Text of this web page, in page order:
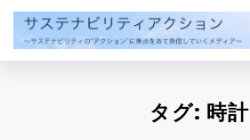
ン
タグ: 時計